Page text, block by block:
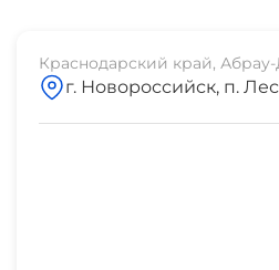
Краснодарский край,
г. Новороссийск, п.